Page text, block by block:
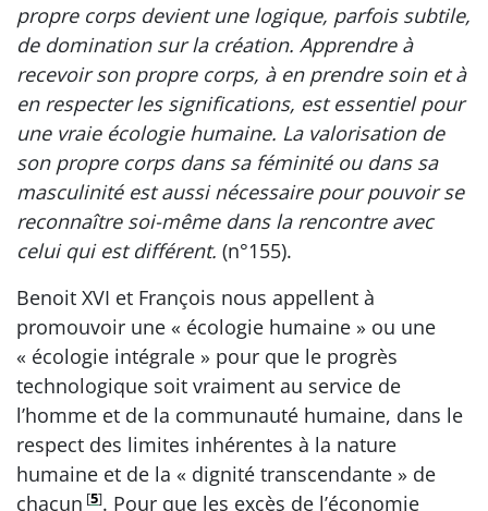
propre corps devient une logique, parfois subtile,
de domination sur la création. Apprendre à
recevoir son propre corps, à en prendre soin et à
en respecter les significations, est essentiel pour
une vraie écologie humaine. La valorisation de
son propre corps dans sa féminité ou dans sa
masculinité est aussi nécessaire pour pouvoir se
reconnaître soi-même dans la rencontre avec
celui qui est différent. (n°155).
Benoit XVI et François nous appellent à
promouvoir une « écologie humaine » ou une
« écologie intégrale » pour que le progrès
technologique soit vraiment au service de
l’homme et de la communauté humaine, dans le
respect des limites inhérentes à la nature
humaine et de la « dignité transcendante » de
chacun [5]. Pour que les excès de l’économie